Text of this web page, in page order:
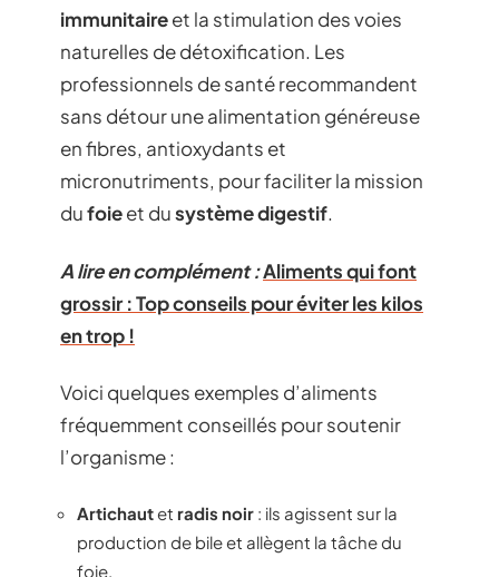
immunitaireet la stimulation des voies
naturelles de détoxification. Les
professionnels de santé recommandent
sans détour une alimentation généreuse
en fibres, antioxydants et
micronutriments, pour faciliter la mission
dufoieet dusystème digestif.
A lire en complément :Aliments qui font
grossir : Top conseils pour éviter les kilos
en trop !
Voici quelques exemples d’aliments
fréquemment conseillés pour soutenir
l’organisme :
Artichautet radis noir : ils agissent sur la
production de bile et allègent la tâche du
foie.